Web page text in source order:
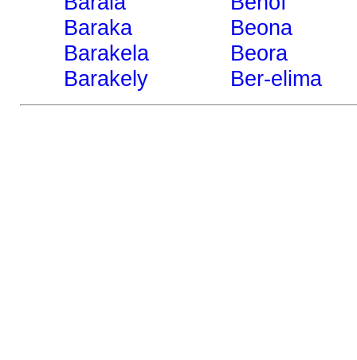
Baraka
Barakela
Barakely
Beona
Beora
Ber-elima